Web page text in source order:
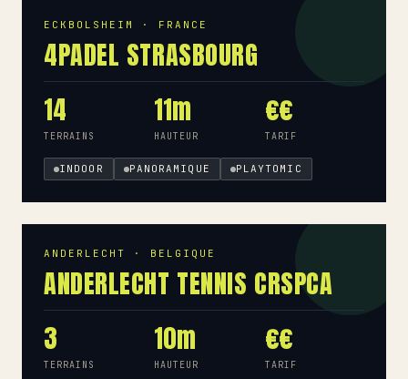
ECKBOLSHEIM · FRANCE
4PADEL STRASBOURG
14
TERRAINS
11m
HAUTEUR
€€
TARIF
INDOOR PANORAMIQUE PLAYTOMIC
ANDERLECHT · BELGIQUE
ANDERLECHT TENNIS CRSPCA
3
TERRAINS
10m
HAUTEUR
€€
TARIF